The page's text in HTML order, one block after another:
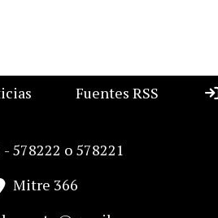
Fuentes RSS
- 578222 o 578221
Mitre 366